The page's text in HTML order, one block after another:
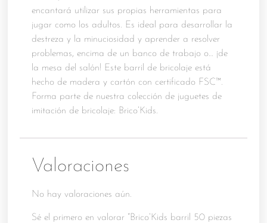
encantará utilizar sus propias herramientas para
jugar como los adultos. Es ideal para desarrollar la
destreza y la minuciosidad y aprender a resolver
problemas, encima de un banco de trabajo o… ¡de
la mesa del salón! Este barril de bricolaje está
hecho de madera y cartón con certificado FSC™.
Forma parte de nuestra colección de juguetes de
imitación de bricolaje: Brico’Kids.
Valoraciones
No hay valoraciones aún.
Sé el primero en valorar “Brico’Kids barril 50 piezas